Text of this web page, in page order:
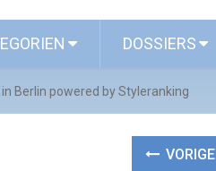
DOSSIERS
Berlin powered by Styleranking
VORIGE